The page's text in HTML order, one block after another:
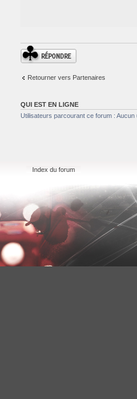
Répondre
Retourner vers Partenaires
QUI EST EN LIGNE
Utilisateurs parcourant ce forum :
Index du forum